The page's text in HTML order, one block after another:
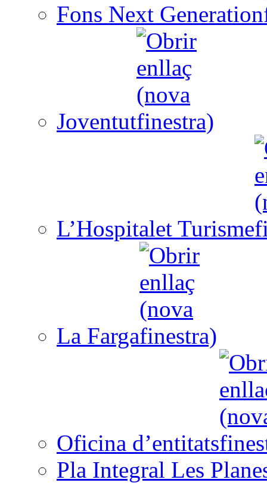
Fons Next Generation
Joventut
L’Hospitalet Turisme
La Farga
Oficina d’entitats
Pla Integral Les